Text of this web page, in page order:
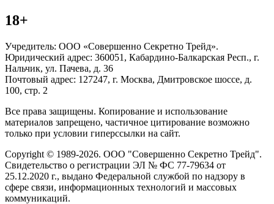
18+
Учредитель: ООО «Совершенно Секретно Трейд».
Юридический адрес: 360051, Кабардино-Балкарская Респ., г.
Нальчик, ул. Пачева, д. 36
Почтовый адрес: 127247, г. Москва, Дмитровское шоссе, д.
100, стр. 2
Все права защищены. Копирование и использование
материалов запрещено, частичное цитирование возможно
только при условии гиперссылки на сайт.
Copyright © 1989-2026. ООО "Совершенно Секретно Трейд".
Свидетельство о регистрации ЭЛ № ФС 77-79634 от
25.12.2020 г., выдано Федеральной службой по надзору в
сфере связи, информационных технологий и массовых
коммуникаций.